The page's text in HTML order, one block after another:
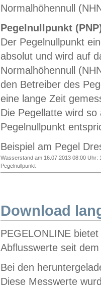
Normalhöhennull
Pegelnullpunkt
Der Pegelnullpunkt
absolut und wird auf
Normalhöhennull
den Betreiber des
eine lange Zeit
Die Pegellatte wird
Pegelnullpunkt
Beispiel am Pegel
Wasserstand am 16.07.2013 08:00 Uhr:
Pegelnullpunkt
Download
PEGELONLINE
Abflusswerte seit
Bei den
Diese Messwerte